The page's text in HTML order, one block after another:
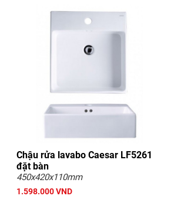
Chậu rửa lavabo Caesar LF5261
đặt bàn
450x420x110mm
1.598.000 VND